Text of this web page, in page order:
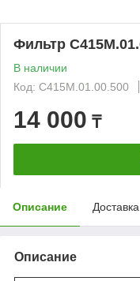
Фильтр
В наличии
Код: С415М.01.00.500
14 000 ₸
Описание Доставка
Описание